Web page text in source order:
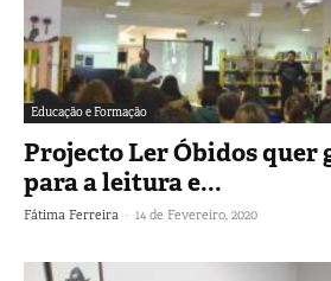
Educação e Formação
Projecto Ler Óbidos quer
para a leitura e...
Fátima Ferreira - 14 de Fevereiro, 2020